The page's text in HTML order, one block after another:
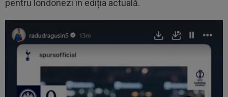
pentru londonezi în ediția actuală.